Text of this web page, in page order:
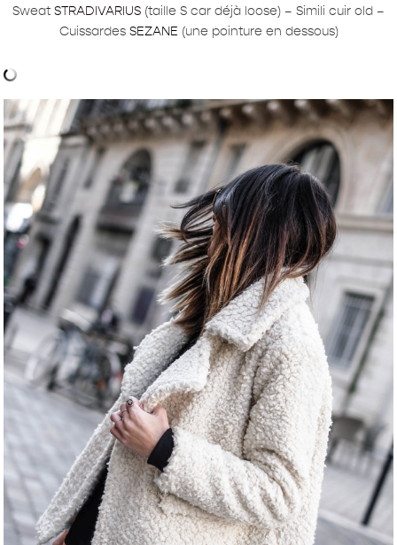
Sweat STRADIVARIUS (taille S car déjà loose) – Simili cuir old –
Cuissardes SEZANE (une pointure en dessous)